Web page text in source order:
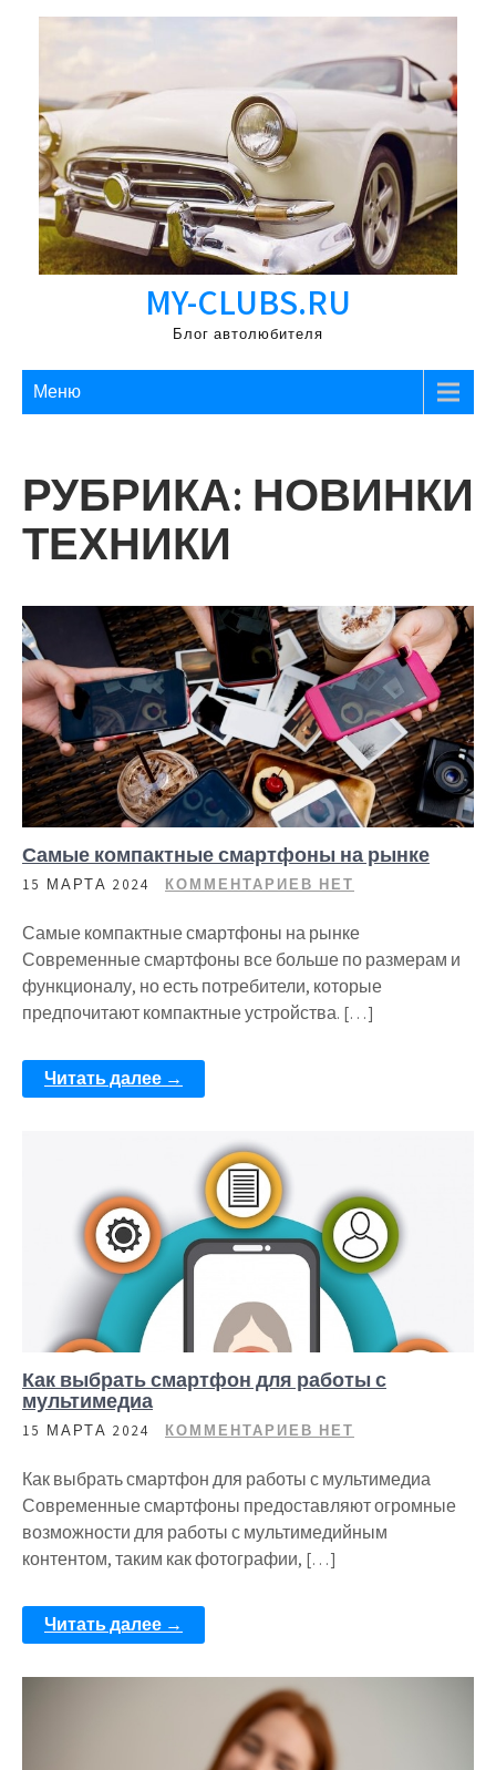
Перейти
MY-CLUBS.RU
Блог автолюбителя
Меню
РУБРИКА: НОВИНКИ
ТЕХНИКИ
Самые компактные смартфоны на рынке
15 МАРТА 2024 КОММЕНТАРИЕВ НЕТ
Самые компактные смартфоны на рынке
Современные смартфоны все больше по размерам и
функционалу, но есть потребители, которые
предпочитают компактные устройства. […]
Читать далее →
Как выбрать смартфон для работы с
мультимедиа
15 МАРТА 2024 КОММЕНТАРИЕВ НЕТ
Как выбрать смартфон для работы с мультимедиа
Современные смартфоны предоставляют огромные
возможности для работы с мультимедийным
контентом, таким как фотографии, […]
Читать далее →